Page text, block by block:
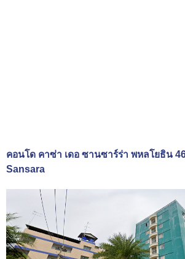
คอนโด คาซ่า เดอ ซานซาร์ร่า พหลโยธิน
Sansara